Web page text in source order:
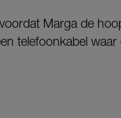
Marga de
telefoonkabel